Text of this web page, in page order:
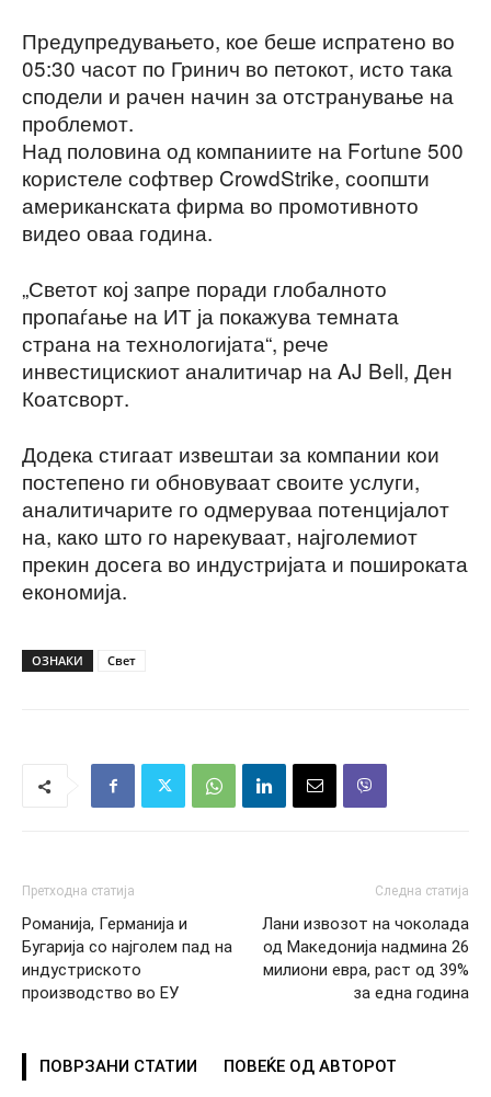
Предупредувањето, кое беше испратено во
05:30 часот по Гринич во петокот, исто така
сподели и рачен начин за отстранување на
проблемот.
Над половина од компаниите на Fortune 500
користеле софтвер CrowdStrike, соопшти
американската фирма во промотивното
видео оваа година.
„Светот кој запре поради глобалното
пропаѓање на ИТ ја покажува темната
страна на технологијата“, рече
инвестицискиот аналитичар на AJ Bell, Ден
Коатсворт.
Додека стигаат извештаи за компании кои
постепено ги обновуваат своите услуги,
аналитичарите го одмеруваа потенцијалот
на, како што го нарекуваат, најголемиот
прекин досега во индустријата и пошироката
економија.
ОЗНАКИ Свет
Претходна статија
Романија, Германија и
Бугарија со најголем пад на
индустриското
производство во ЕУ
Следна статија
Лани извозот на чоколада
од Македонија надмина 26
милиони евра, раст од 39%
за една година
ПОВРЗАНИ СТАТИИ ПОВЕЌЕ ОД АВТОРОТ